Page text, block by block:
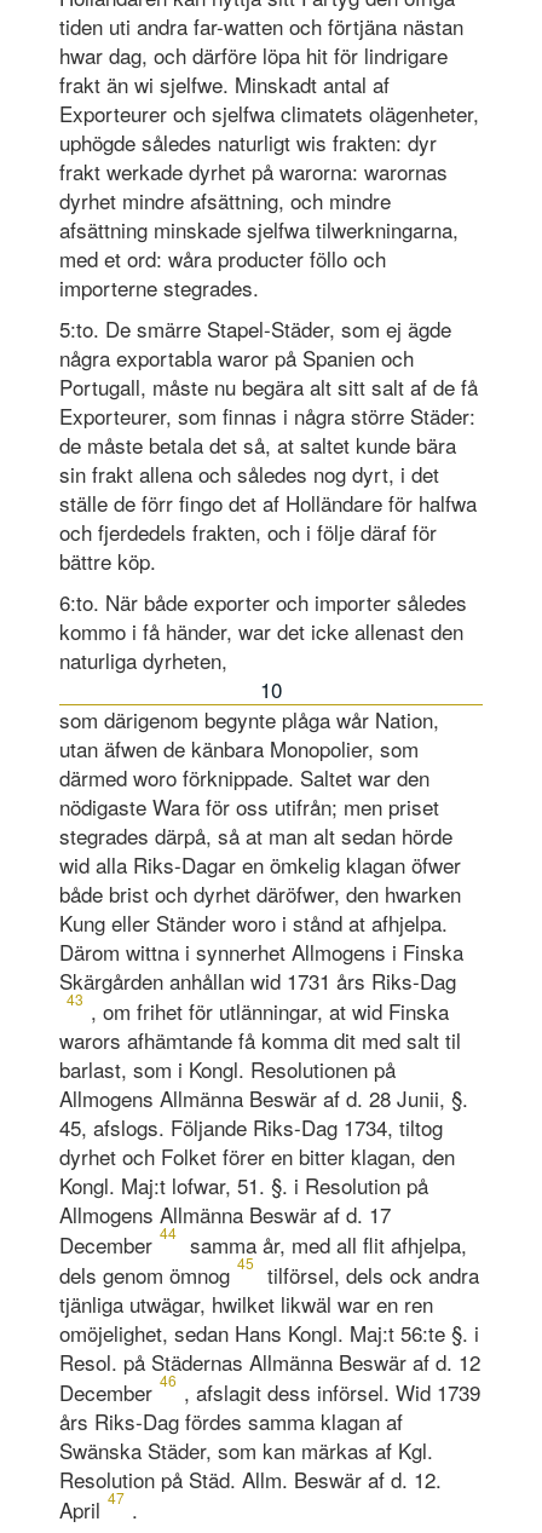
tiden uti andra far-watten och förtjäna nästan
hwar dag, och därföre löpa hit för lindrigare
frakt än wi sjelfwe. Minskadt antal af
Exporteurer och sjelfwa climatets olägenheter,
uphögde således naturligt wis frakten: dyr
frakt werkade dyrhet på warorna: warornas
dyrhet mindre afsättning, och mindre
afsättning minskade sjelfwa tilwerkningarna,
med et ord: wåra producter föllo och
importerne stegrades.
5:to. De smärre Stapel-Städer, som ej ägde
några exportabla waror på Spanien och
Portugall, måste nu begära alt sitt salt af de få
Exporteurer, som finnas i några större Städer:
de måste betala det så, at saltet kunde bära
sin frakt allena och således nog dyrt, i det
ställe de förr fingo det af Holländare för halfwa
och fjerdedels frakten, och i följe däraf för
bättre köp.
6:to. När både exporter och importer således
kommo i få händer, war det icke allenast den
naturliga dyrheten,
10
som därigenom begynte plåga wår Nation,
utan äfwen de känbara Monopolier, som
därmed woro förknippade. Saltet war den
nödigaste Wara för oss utifrån; men priset
stegrades därpå, så at man alt sedan hörde
wid alla Riks-Dagar en ömkelig klagan öfwer
både brist och dyrhet däröfwer, den hwarken
Kung eller Ständer woro i stånd at afhjelpa.
Därom wittna i synnerhet Allmogens i Finska
Skärgården anhållan wid 1731 års Riks-Dag
43 , om frihet för utlänningar, at wid Finska
warors afhämtande få komma dit med salt til
barlast, som i Kongl. Resolutionen på
Allmogens Allmänna Beswär af d. 28 Junii, §.
45, afslogs. Följande Riks-Dag 1734, tiltog
dyrhet och Folket förer en bitter klagan, den
Kongl. Maj:t lofwar, 51. §. i Resolution på
Allmogens Allmänna Beswär af d. 17
December 44
samma år, med all flit afhjelpa,
dels genom ömnog 45
tilförsel, dels ock andra
tjänliga utwägar, hwilket likwäl war en ren
omöjelighet, sedan Hans Kongl. Maj:t 56:te §. i
Resol. på Städernas Allmänna Beswär af d. 12
December 46 , afslagit dess införsel. Wid 1739
års Riks-Dag fördes samma klagan af
Swänska Städer, som kan märkas af Kgl.
Resolution på Städ. Allm. Beswär af d. 12.
April 47 .